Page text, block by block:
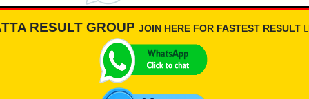
RESULT GROUP JOIN HERE FOR FASTEST RESULT